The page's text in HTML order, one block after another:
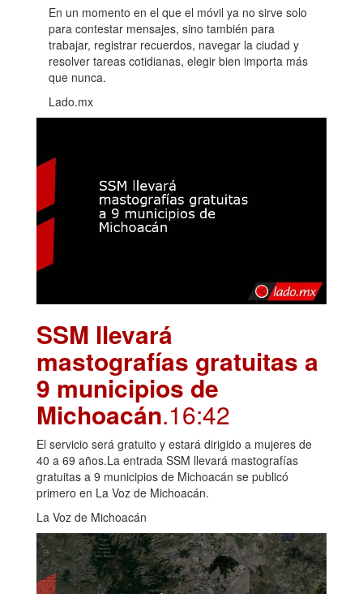
En un momento en el que el móvil ya no sirve solo
para contestar mensajes, sino también para
trabajar, registrar recuerdos, navegar la ciudad y
resolver tareas cotidianas, elegir bien importa más
que nunca.
Lado.mx
SSM llevará
mastografías gratuitas a
9 municipios de
Michoacán.16:42
El servicio será gratuito y estará dirigido a mujeres de
40 a 69 años.La entrada SSM llevará mastografías
gratuitas a 9 municipios de Michoacán se publicó
primero en La Voz de Michoacán.
La Voz de Michoacán